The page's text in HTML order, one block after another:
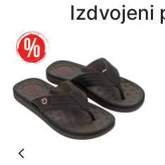
Izdvojeni